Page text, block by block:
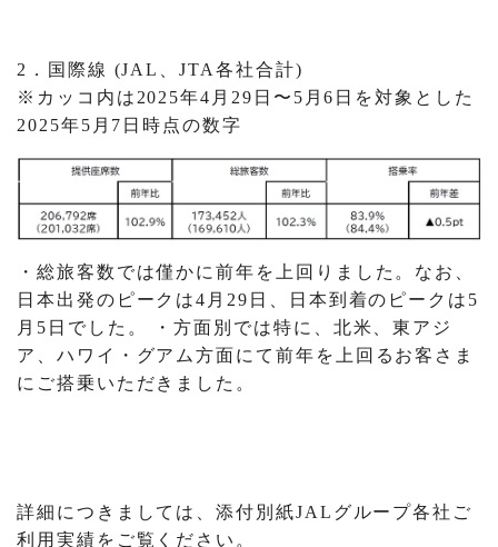
2．国際線 (JAL、JTA各社合計)
※カッコ内は2025年4月29日〜5月6日を対象とした
2025年5月7日時点の数字
・総旅客数では僅かに前年を上回りました。なお、
日本出発のピークは4月29日、日本到着のピークは5
月5日でした。 ・方面別では特に、北米、東アジ
ア、ハワイ・グアム方面にて前年を上回るお客さま
にご搭乗いただきました。
詳細につきましては、添付別紙JALグループ各社ご
利用実績をご覧ください。